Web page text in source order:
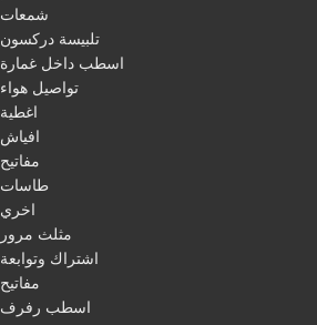
شمعات
تلبيسة دركسون
اسطب داخل غمارة
تواصيل هواء
اغطية
افياش
مفاتيح
طاسات
اخري
مثلث مرور
اشتراك وتوابعة
مفاتيح
اسطب رفرف